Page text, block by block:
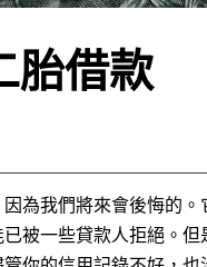
胎借款
為我們將來會後悔的
被一些貸款人拒絕。